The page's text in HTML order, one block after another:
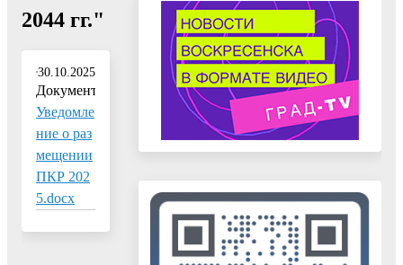
2044 гг."
30.10.2025
Документ:
Уведомле
ние о раз
мещении
ПКР 202
5.docx